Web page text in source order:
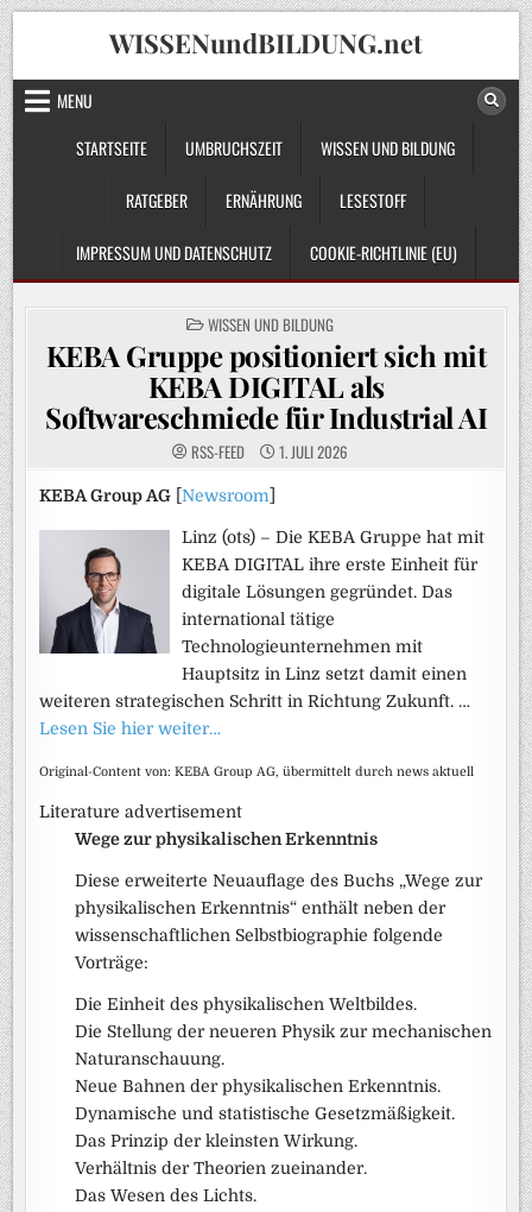
Skip
to
content
WISSENundBILDUNG.net
MENU
STARTSEITE
UMBRUCHSZEIT WISSEN UND BILDUNG
RATGEBER ERNÄHRUNG LESESTOFF
IMPRESSUM UND DATENSCHUTZ COOKIE-RICHTLINIE (EU)
POSTED
IN
WISSEN UND BILDUNG
KEBA Gruppe positioniert sich mit
KEBA DIGITAL als
Softwareschmiede für Industrial AI
RSS-FEED 1. JULI 2026
KEBA Group AG [Newsroom
Linz (ots) – Die KEBA Gruppe hat mit
KEBA DIGITAL ihre erste Einheit für
digitale Lösungen gegründet. Das
international tätige
Technologieunternehmen mit
Hauptsitz in Linz setzt damit einen
weiteren strategischen Schritt in Richtung Zukunft. …
Lesen Sie hier weiter…
Original-Content von: KEBA Group AG, übermittelt durch news aktuell
Literature advertisement
Wege zur physikalischen Erkenntnis
Diese erweiterte Neuauflage des Buchs „Wege zur
physikalischen Erkenntnis“ enthält neben der
wissenschaftlichen Selbstbiographie folgende
Vorträge:
Die Einheit des physikalischen Weltbildes.
Die Stellung der neueren Physik zur mechanischen
Naturanschauung.
Neue Bahnen der physikalischen Erkenntnis.
Dynamische und statistische Gesetzmäßigkeit.
Das Prinzip der kleinsten Wirkung.
Verhältnis der Theorien zueinander.
Das Wesen des Lichts.